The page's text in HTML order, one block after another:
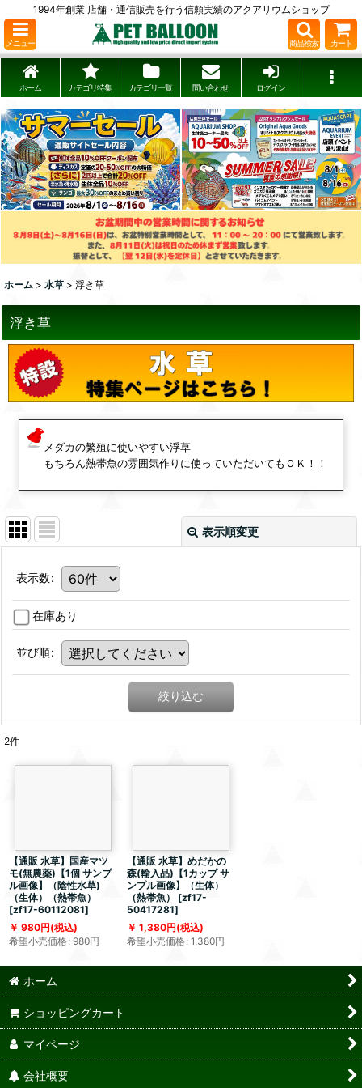
1994年創業 店舗・通信販売を行う信頼実績のアクアリウムショップ
メニュー 商品検索 カート
ホーム カテゴリ特集 カテゴリ一覧 問い合わせ ログイン
ホーム > 水草 > 浮き草
浮き草
メダカの繁殖に使いやすい浮草
もちろん熱帯魚の雰囲気作りに使っていただいてもＯＫ！！
表示順変更
表示数:
在庫あり
並び順:
絞り込む
2件
【通販 水草】国産マツ
モ(無農薬)【1個 サンプ
ル画像】（陰性水草)
（生体）（熱帯魚）
[zf17-60112081]
980円(税込)
希望小売価格: 980円
【通販 水草】めだかの
森(輸入品)【1カップ サ
ンプル画像】（生体）
（熱帯魚）
[zf17-
50417281]
1,380円(税込)
希望小売価格: 1,380円
ホーム
ショッピングカート
マイページ
会社概要